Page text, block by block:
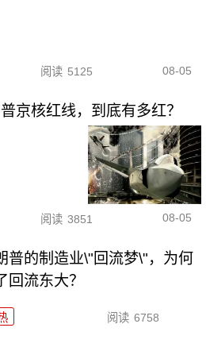
阅读 5125 08-05
京核红线，到底有多红？
阅读 3851 08-05
普的制造业\"回流梦\"，为何
回流东大？
阅读 6758